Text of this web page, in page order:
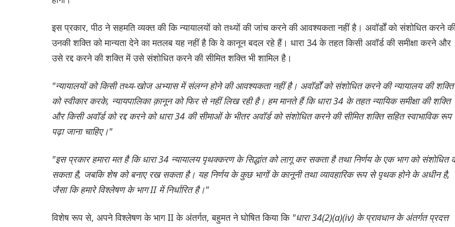
इस प्रकार, पीठ ने सहमति व्यक्त की कि न्यायालयों को तथ्यों की जांच करने की आवश्यकता नहीं है। अवॉर्डों को संशोधित करने
उनकी शक्ति को मान्यता देने का मतलब यह नहीं है कि वे कानून बदल रहे हैं। धारा 34 के तहत किसी अवॉर्ड की समीक्षा करने और
उसे रद्द करने की शक्ति में उसे संशोधित करने की सीमित शक्ति भी शामिल है।
"न्यायालयों को किसी तथ्य-खोज अभ्यास में संलग्न होने की आवश्यकता नहीं है। अवॉर्डों को संशोधित करने की न्यायालय की शक्ति
को स्वीकार करके, न्यायपालिका क़ानून को फिर से नहीं लिख रही है। हम मानते हैं कि धारा 34 के तहत न्यायिक समीक्षा की शक्ति
और किसी अवॉर्ड को रद्द करने को धारा 34 की सीमाओं के भीतर अवॉर्ड को संशोधित करने की सीमित शक्ति सहित स्वाभाविक
पढ़ा जाना चाहिए।"
"इस प्रकार हमारा मत है कि धारा 34 न्यायालय पृथक्करण के सिद्धांत को लागू कर सकता है तथा निर्णय के एक भाग को संशोधित
सकता है, जबकि शेष को बनाए रख सकता है। यह निर्णय के कुछ भागों के कानूनी तथा व्यावहारिक रूप से पृथक होने के अधीन है,
जैसा कि हमारे विश्लेषण के भाग II में निर्धारित है।"
विशेष रूप से, अपने विश्लेषण के भाग II के अंतर्गत, बहुमत ने घोषित किया कि "धारा 34(2)(a)(iv) के प्रावधान के अंतर्गत प्रदत्त